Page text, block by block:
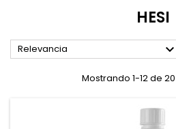
HESI
Relevancia 
Mostrando 1-12 de